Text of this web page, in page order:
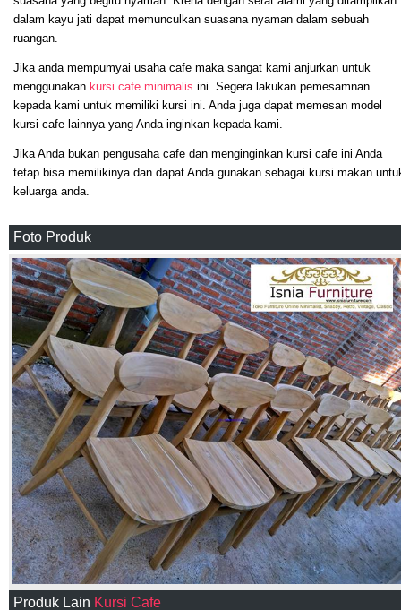
dalam kayu jati dapat memunculkan suasana nyaman dalam sebuah
ruangan.
Jika anda mempumyai usaha cafe maka sangat kami anjurkan untuk
menggunakan kursi cafe minimalis ini. Segera lakukan pemesamnan
kepada kami untuk memiliki kursi ini. Anda juga dapat memesan model
kursi cafe lainnya yang Anda inginkan kepada kami.
Jika Anda bukan pengusaha cafe dan menginginkan kursi cafe ini Anda
tetap bisa memilikinya dan dapat Anda gunakan sebagai kursi makan
keluarga anda.
Foto Produk
Produk Lain Kursi Cafe